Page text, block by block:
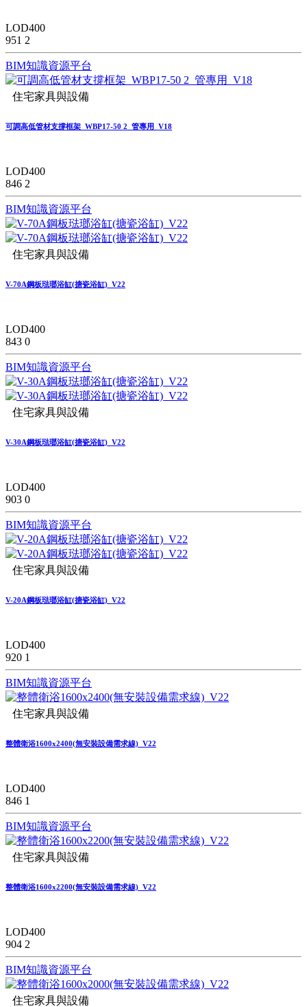
LOD400
951 2
BIM知識資源平台
住宅家具與設備
可調高低管材支撐框架_WBP17-50 2_管專用_V18
LOD400
846 2
BIM知識資源平台
住宅家具與設備
V-70A鋼板琺瑯浴缸(搪瓷浴缸)_V22
LOD400
843 0
BIM知識資源平台
住宅家具與設備
V-30A鋼板琺瑯浴缸(搪瓷浴缸)_V22
LOD400
903 0
BIM知識資源平台
住宅家具與設備
V-20A鋼板琺瑯浴缸(搪瓷浴缸)_V22
LOD400
920 1
BIM知識資源平台
住宅家具與設備
整體衛浴1600x2400(無安裝設備需求線)_V22
LOD400
846 1
BIM知識資源平台
住宅家具與設備
整體衛浴1600x2200(無安裝設備需求線)_V22
LOD400
904 2
BIM知識資源平台
住宅家具與設備